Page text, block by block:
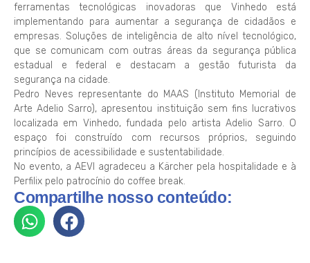
ferramentas tecnológicas inovadoras que Vinhedo está
implementando para aumentar a segurança de cidadãos e
empresas. Soluções de inteligência de alto nível tecnológico,
que se comunicam com outras áreas da segurança pública
estadual e federal e destacam a gestão futurista da
segurança na cidade.
Pedro Neves representante do MAAS (Instituto Memorial de
Arte Adelio Sarro), apresentou instituição sem fins lucrativos
localizada em Vinhedo, fundada pelo artista Adelio Sarro. O
espaço foi construído com recursos próprios, seguindo
princípios de acessibilidade e sustentabilidade.
No evento, a AEVI agradeceu a Kärcher pela hospitalidade e à
Perfilix pelo patrocínio do coffee break.
Compartilhe nosso conteúdo: